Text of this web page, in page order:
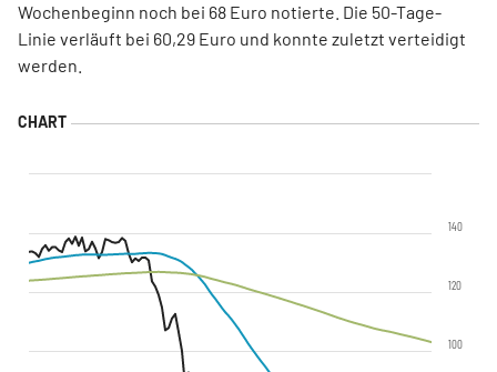
Wochenbeginn noch bei 68 Euro notierte. Die 50-Tage-
Linie verläuft bei 60,29 Euro und konnte zuletzt verteidigt
werden.
100
120
140